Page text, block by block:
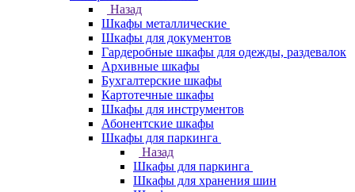
Назад
Шкафы металлические
Шкафы для документов
Гардеробные шкафы для одежды, раздевалок
Архивные шкафы
Бухгалтерские шкафы
Картотечные шкафы
Шкафы для инструментов
Абонентские шкафы
Шкафы для паркинга
Назад
Шкафы для паркинга
Шкафы для хранения шин